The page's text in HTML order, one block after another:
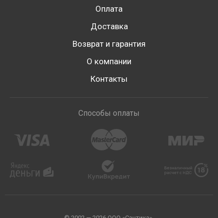
Оплата
Доставка
Возврат и гарантия
О компании
Контакты
Способы оплаты